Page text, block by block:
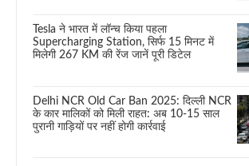
Tesla ने भारत में लॉन्च किया पहला
Supercharging Station, सिर्फ 15 मिनट में
मिलेगी 267 KM की रेंज जानें पूरी डिटेल
Delhi NCR Old Car Ban 2025: दिल्ली NCR
के कार मालिकों को मिली राहत: अब 10-15 साल
पुरानी गाड़ियों पर नहीं होगी कार्रवाई